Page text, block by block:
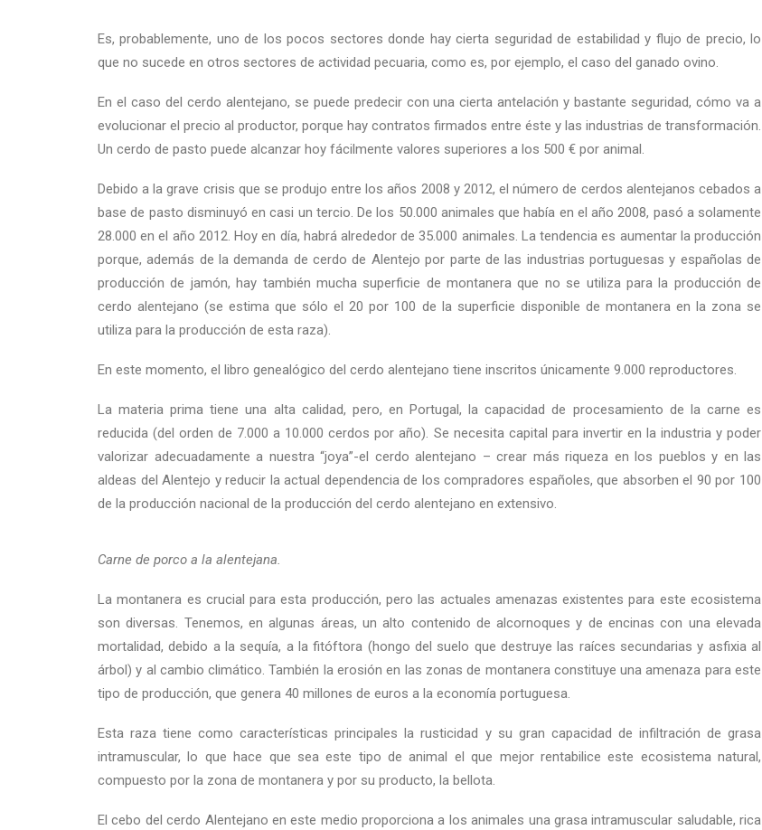
Es, probablemente, uno de los pocos sectores donde hay cierta seguridad de estabilidad y flujo de precio, lo
que no sucede en otros sectores de actividad pecuaria, como es, por ejemplo, el caso del ganado ovino.
En el caso del cerdo alentejano, se puede predecir con una cierta antelación y bastante seguridad, cómo va a
evolucionar el precio al productor, porque hay contratos firmados entre éste y las industrias de transformación.
Un cerdo de pasto puede alcanzar hoy fácilmente valores superiores a los 500 € por animal.
Debido a la grave crisis que se produjo entre los años 2008 y 2012, el número de cerdos alentejanos cebados a
base de pasto disminuyó en casi un tercio. De los 50.000 animales que había en el año 2008, pasó a solamente
28.000 en el año 2012. Hoy en día, habrá alrededor de 35.000 animales. La tendencia es aumentar la producción
porque, además de la demanda de cerdo de Alentejo por parte de las industrias portuguesas y españolas de
producción de jamón, hay también mucha superficie de montanera que no se utiliza para la producción de
cerdo alentejano (se estima que sólo el 20 por 100 de la superficie disponible de montanera en la zona se
utiliza para la producción de esta raza).
En este momento, el libro genealógico del cerdo alentejano tiene inscritos únicamente 9.000 reproductores.
La materia prima tiene una alta calidad, pero, en Portugal, la capacidad de procesamiento de la carne es
reducida (del orden de 7.000 a 10.000 cerdos por año). Se necesita capital para invertir en la industria y poder
valorizar adecuadamente a nuestra “joya”-el cerdo alentejano – crear más riqueza en los pueblos y en las
aldeas del Alentejo y reducir la actual dependencia de los compradores españoles, que absorben el 90 por 100
de la producción nacional de la producción del cerdo alentejano en extensivo.
Carne de porco a la alentejana.
La montanera es crucial para esta producción, pero las actuales amenazas existentes para este ecosistema
son diversas. Tenemos, en algunas áreas, un alto contenido de alcornoques y de encinas con una elevada
mortalidad, debido a la sequía, a la fitóftora (hongo del suelo que destruye las raíces secundarias y asfixia al
árbol) y al cambio climático. También la erosión en las zonas de montanera constituye una amenaza para este
tipo de producción, que genera 40 millones de euros a la economía portuguesa.
Esta raza tiene como características principales la rusticidad y su gran capacidad de infiltración de grasa
intramuscular, lo que hace que sea este tipo de animal el que mejor rentabilice este ecosistema natural,
compuesto por la zona de montanera y por su producto, la bellota.
El cebo del cerdo Alentejano en este medio proporciona a los animales una grasa intramuscular saludable, rica